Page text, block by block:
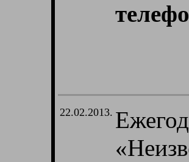
22.02.2013.